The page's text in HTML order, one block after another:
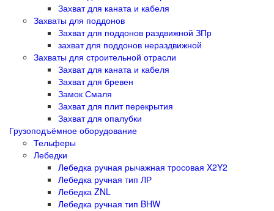
Захват для каната и кабеля
Захваты для поддонов
Захват для поддонов раздвижной ЗПр
захват для поддонов нераздвижной
Захваты для строительной отрасли
Захват для каната и кабеля
Захват для бревен
Замок Смаля
Захват для плит перекрытия
Захват для опалубки
Грузоподъёмное оборудование
Тельферы
Лебедки
Лебедка ручная рычажная тросовая X2Y2
Лебедка ручная тип ЛР
Лебедка ZNL
Лебедка ручная тип BHW